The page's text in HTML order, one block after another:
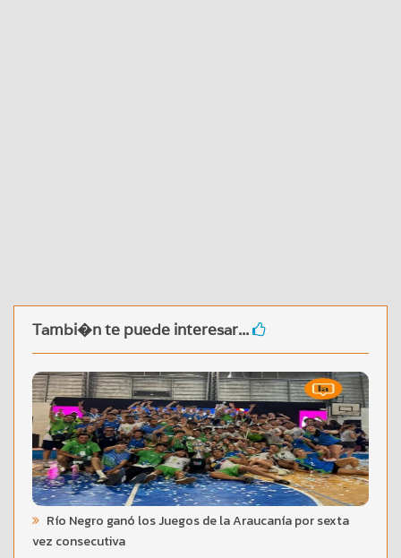
Tambi�n te puede interesar...
Río Negro ganó los Juegos de la Araucanía por sexta
vez consecutiva